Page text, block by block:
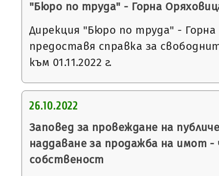
"Бюро по труда" - Горна
Дирекция "Бюро по труда" -
предоставя справка за
към 01.11.2022 г.
26.10.2022
Заповед за провеждане на
наддаване за продажба на имот
собственост